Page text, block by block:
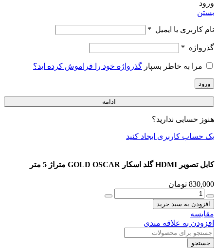
ورود
بستن
نام کاربری یا ایمیل *
گذرواژه *
مرا به خاطر بسپار گذرواژه خود را فراموش کرده اید؟
ورود
ادامه
هنوز حسابی ندارید؟
یک حساب کاربری ایجاد کنید
کابل تصویر HDMI گلد اسکار GOLD OSCAR متراژ 5 متر
830,000 تومان
کابل
تصویر
HDMI
گلد
اسکار
GOLD
OSCAR
افزودن به سبد خرید
مقایسه
افزودن به علاقه مندی
جستجو